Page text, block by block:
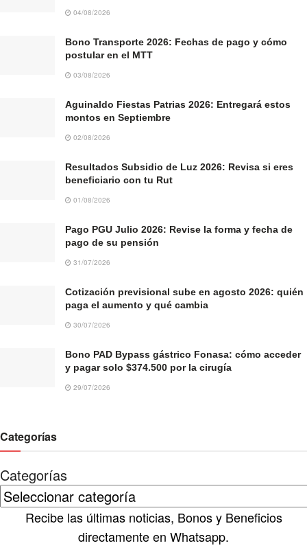
04/08/2026
Bono Transporte 2026: Fechas de pago y cómo
postular en el MTT
03/08/2026
Aguinaldo Fiestas Patrias 2026: Entregará estos
montos en Septiembre
02/08/2026
Resultados Subsidio de Luz 2026: Revisa si eres
beneficiario con tu Rut
01/08/2026
Pago PGU Julio 2026: Revise la forma y fecha de
pago de su pensión
31/07/2026
Cotización previsional sube en agosto 2026: quién
paga el aumento y qué cambia
30/07/2026
Bono PAD Bypass gástrico Fonasa: cómo acceder
y pagar solo $374.500 por la cirugía
29/07/2026
Categorías
Categorías
Recibe las últimas noticias, Bonos y Beneficios
directamente en Whatsapp.